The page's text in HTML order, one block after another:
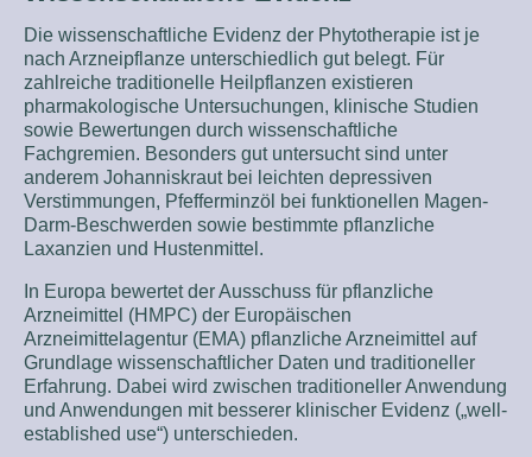
Die wissenschaftliche Evidenz der Phytotherapie ist je
nach Arzneipflanze unterschiedlich gut belegt. Für
zahlreiche traditionelle Heilpflanzen existieren
pharmakologische Untersuchungen, klinische Studien
sowie Bewertungen durch wissenschaftliche
Fachgremien. Besonders gut untersucht sind unter
anderem Johanniskraut bei leichten depressiven
Verstimmungen, Pfefferminzöl bei funktionellen Magen-
Darm-Beschwerden sowie bestimmte pflanzliche
Laxanzien und Hustenmittel.
In Europa bewertet der Ausschuss für pflanzliche
Arzneimittel (HMPC) der Europäischen
Arzneimittelagentur (EMA) pflanzliche Arzneimittel auf
Grundlage wissenschaftlicher Daten und traditioneller
Erfahrung. Dabei wird zwischen traditioneller Anwendung
und Anwendungen mit besserer klinischer Evidenz („well-
established use“) unterschieden.